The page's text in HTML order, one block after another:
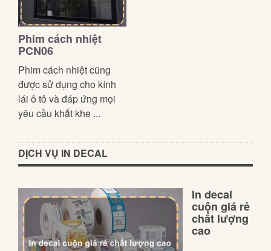
Phim cách nhiệt
PCN06
Phim cách nhiệt cũng
được sử dụng cho kính
lái ô tô và đáp ứng mọi
yêu cầu khắt khe ...
DỊCH VỤ IN DECAL
In decal
cuộn giá rẻ
chất lượng
cao